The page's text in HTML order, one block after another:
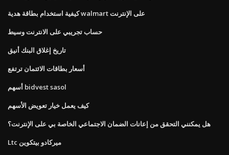
كيفية استخدام بطاقة هدية walmart على الإنترنت
حساب تجريبي على الانترنت وسيط
تاريخ إغلاق البنك أنيق
أسعار بطاقات الائتمان ترتفع
أسهم bidvest sasol
كيف يعمل خيار تعويض الأسهم
هل يمكنني التحقق من إعانات الضمان الاجتماعي الخاصة بي على الإنترنت؟
Ltc ميركادو بيتكوين